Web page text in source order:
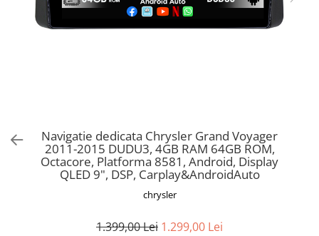
Navigatie dedicata Chrysler Grand Voyager
2011-2015 DUDU3, 4GB RAM 64GB ROM,
Octacore, Platforma 8581, Android, Display
QLED 9", DSP, Carplay&AndroidAuto
chrysler
1.399,00 Lei 1.299,00 Lei